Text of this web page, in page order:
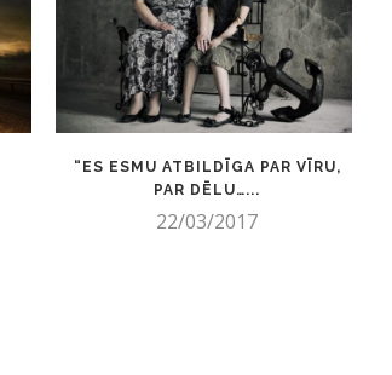
“ES ESMU ATBILDĪGA PAR VĪRU,
PAR DĒLU…...
22/03/2017